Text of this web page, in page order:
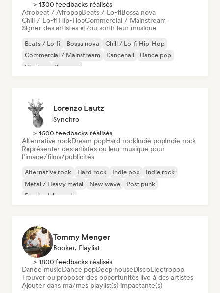
> 1300 feedbacks réalisés
Afrobeat / AfropopBeats / Lo-fiBossa nova
Chill / Lo-fi Hip-HopCommercial / Mainstream
Signer des artistes et/ou sortir leur musique
Beats / Lo-fi Bossa nova
Chill / Lo-fi Hip-Hop
Commercial / Mainstream
Dancehall
Dance pop
Hip-hop
Pop soul
Lorenzo Lautz
Synchro
> 1600 feedbacks réalisés
Alternative rockDream popHard rockIndie popIndie rock
Représenter des artistes ou leur musique pour
l’image/films/publicités
Alternative rock Hard rock Indie pop
Indie rock
Metal / Heavy metal
New wave
Post punk
Psychedelic rock
Tommy Menger
Booker, Playlist
> 1800 feedbacks réalisés
Dance musicDance popDeep houseDiscoElectropop
Trouver ou proposer des opportunités live à des artistes
Ajouter dans ma/mes playlist(s) impactante(s)